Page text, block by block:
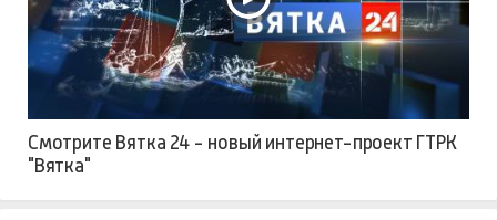
Смотрите Вятка 24 - новый интернет-проект ГТРК
"Вятка"